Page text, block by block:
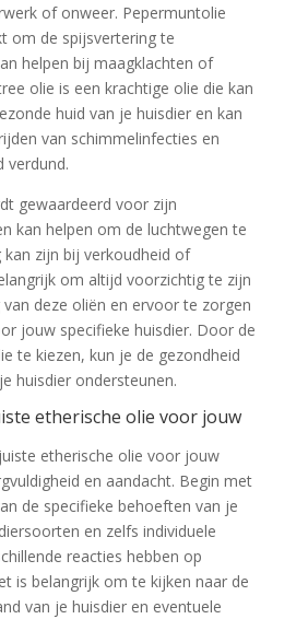
of onweer. Pepermuntolie
om de spijsvertering te
helpen bij maagklachten of
olie is een krachtige olie die kan
huid van je huisdier en kan
van schimmelinfecties en
verdund.
gewaardeerd voor zijn
kan helpen om de luchtwegen te
zijn bij verkoudheid of
om altijd voorzichtig te zijn
deze oliën en ervoor te zorgen
jouw specifieke huisdier. Door de
te kiezen, kun je de gezondheid
huisdier ondersteunen.
etherische olie voor jouw
etherische olie voor jouw
en aandacht. Begin met
de specifieke behoeften van je
en zelfs individuele
reacties hebben op
is belangrijk om te kijken naar de
van je huisdier en eventuele